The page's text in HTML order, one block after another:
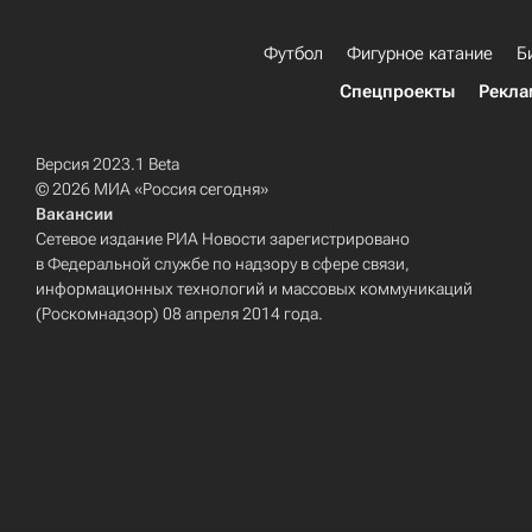
Футбол Фигурное катание
Спецпроекты
Версия 2023.1 Beta
© 2026 МИА «Россия сегодня»
Вакансии
Сетевое издание РИА Новости зарегистрировано
в Федеральной службе по надзору в сфере связи,
информационных технологий и массовых коммуникаций
(Роскомнадзор) 08 апреля 2014 года.